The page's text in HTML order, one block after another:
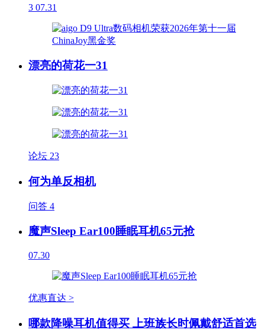
3 07.31
漂亮的荷花一31
论坛 23
何为单反相机
问答 4
魔声Sleep Ear100睡眠耳机65元抢
07.30
优惠直达 >
哪款降噪耳机值得买 上班族长时佩戴舒适首选